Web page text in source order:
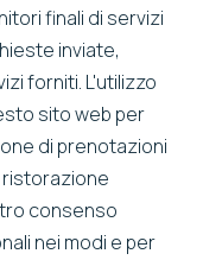
finali di servizi
inviate,
forniti. L'utilizzo
sito web per
di prenotazioni
ristorazione
consenso
nei modi e per